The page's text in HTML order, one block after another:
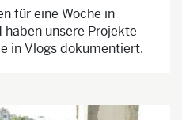
für eine Woche in
unsere Projekte
in Vlogs dokumentiert.